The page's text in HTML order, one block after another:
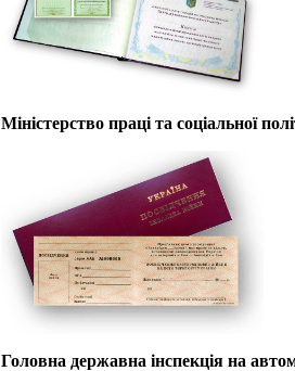
Міністерство праці та соціальної
Головна державна інспекція на